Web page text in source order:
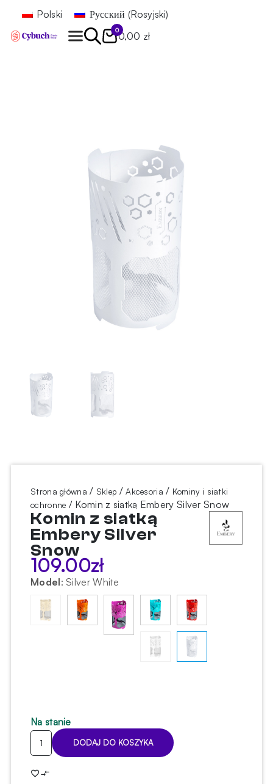
Polski Русский (Rosyjski)
0
0,00 zł
Strona główna / Sklep /Akcesoria / Kominy i siatki
ochronne / Komin z siatką Embery Silver Snow
Komin z siatką
Embery Silver
Snow
109.00zł
Model: Silver White
Na stanie
ilość
Komin
siatką
DODAJ DO KOSZYKA